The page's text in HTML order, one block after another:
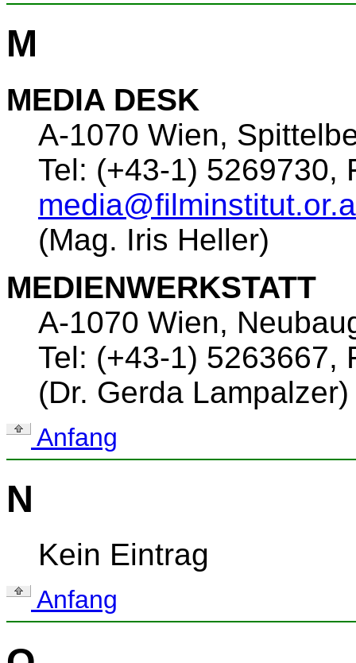
M
MEDIA DESK
A-1070 Wien,
Tel: (+43-1) 5269730,
(Mag. Iris Heller)
MEDIENWERKSTATT
A-1070 Wien,
Tel: (+43-1) 5263667,
(Dr. Gerda Lampalzer)
Anfang
N
Kein Eintrag
Anfang